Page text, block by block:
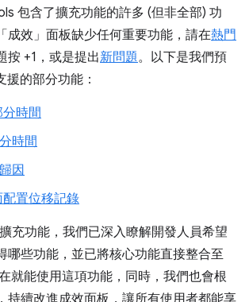
包含了擴充功能的許多 (但非全部) 功
成效」面板缺少任何重要功能，請在熱門
按 +1，或是提出新問題。以下是我們預
援的部分功能：
時間
時間
因
置位移記錄
充功能，我們已深入瞭解開發人員希望
哪些功能，並已將核心功能直接整合至
就能使用這項功能，同時，我們也會根
持續改進成效面板，讓所有使用者都能享